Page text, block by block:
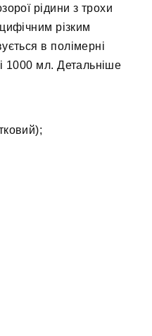
рідини з трохи
різким
в полімерні
1000 мл. Детальніше